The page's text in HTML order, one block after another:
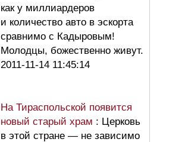
как у миллиардеров
и количество авто в эскорта
сравнимо с Кадыровым!
Молодцы, божественно живут.
2011-11-14 11:45:14
На Тираспольской появится
новый старый храм : Церковь
в этой стране — не зависимо